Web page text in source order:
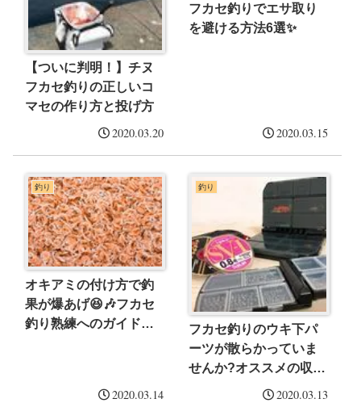
【ついに判明！】チヌ
フカセ釣りの正しいコ
マセの作り方と投げ方
2020.03.20
フカセ釣りでエサ取り
を避ける方法6選✨
2020.03.15
釣り
オキアミの付け方で釣
果が爆あげ😆🎶フカセ
釣り熟練へのガイドマ
2020.03.14
釣り
フカセ釣りのウキ下パ
ーツが散らかっていま
せんか?オススメの収納
ケースを紹介‼️ 2020.03.13